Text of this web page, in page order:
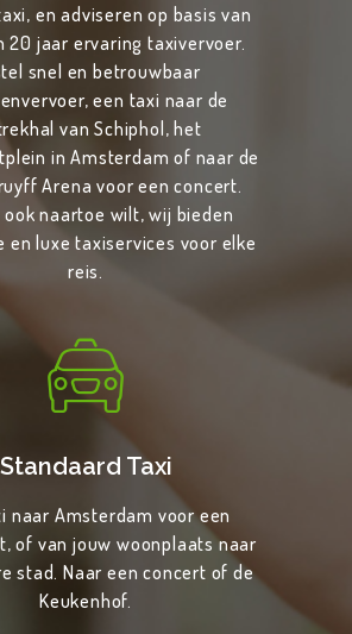
en adviseren op basis van
20 jaar ervaring taxivervoer.
snel en betrouwbaar
een taxi naar de
van Schiphol, het
in Amsterdam of naar de
Arena voor een concert.
ook naartoe wilt, wij bieden
en luxe taxiservices voor elke
reis.
Standaard Taxi
naar Amsterdam voor een
of van jouw woonplaats naar
stad. Naar een concert of de
Keukenhof.